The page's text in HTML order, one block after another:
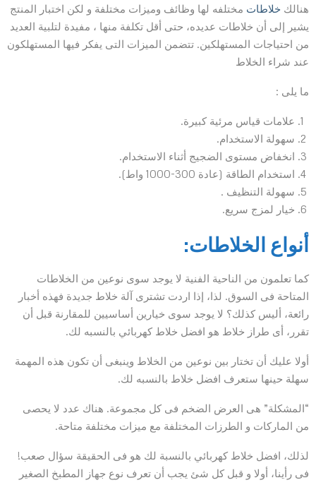
هنالك خلاطات مختلفه لها وظائف وميزات مختلفة و لكن اختبار المنتج
يشير إلى أن خلاطات عديده، حتى أقل تكلفة منها ، مفيدة لتلبية العديد
من احتياجات المستهلكين. تتضمن الميزات التى يفكر فيها المستهلكون
عند شراء الخلاط
ما يلى :
علامات قياس مرئية كبيرة.
سهولة الاستخدام.
انخفاض مستوى الضجيج أثناء الاستخدام.
استخدام الطاقة (عادة 300-1000 واط).
سهولة التنظيف .
خيار لمزج سريع.
أنواع الخلاطات:
كما تعلمون من الناحية الفنية لا يوجد سوى نوعين من الخلاطات
المتاحة فى السوق. لذا، إذا اردت تشترى آلة خلاط جديدة فهذه أخبار
رائعة، أليس كذلك؟ لا يوجد سوى خيارين أساسيين للمقارنة قبل أن
تقرر، أى طراز خلاط هو افضل خلاط كهربائي بالنسبه لك.
أولا عليك أن تختار بين نوعين من الخلاط وينبغى أن تكون هذه المهمة
سهلة حينها ستعرف افضل خلاط بالنسبه لك.
“المشكلة” هى العرض الضخم فى كل مجموعة. هناك عدد لا يحصى
من الماركات و الطرزات المختلفة مع ميزات مختلفة متاحة.
لذلك، افضل خلاط كهربائي بالنسبة لك هو فى الحقيقة سؤال صعب!
فى رأينا، أولا و قبل كل شئ يجب أن تعرف نوع جهاز المطبخ الصغير